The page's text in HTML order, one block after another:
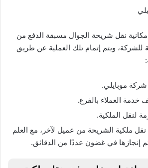
إمكانية نقل شريحة الجوال مسبقة الدفع من
للشركة، ويتم إتمام تلك العملية عن طريق
موبايلي.
خدمة العملاء بالفرع.
لنقل الملكية.
نقل ملكية الشريحة من عميل لآخر، مع العلم
إنجازها في غضون عددًا من الدقائق.